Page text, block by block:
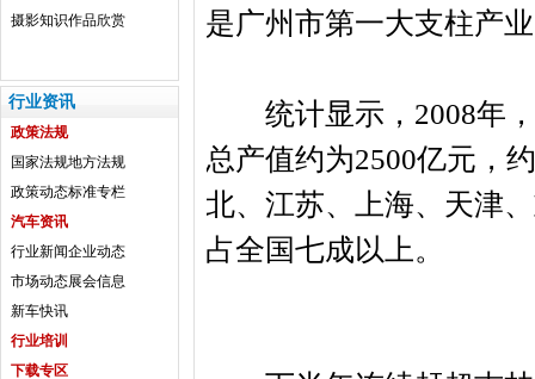
摄影知识作品欣赏
行业资讯
政策法规
国家法规地方法规
政策动态标准专栏
汽车资讯
行业新闻企业动态
市场动态展会信息
新车快讯
行业培训
下载专区
是广州市第一大支柱产
统计显示，2008年，
总产值约为2500亿元，
北、江苏、上海、天津
占全国七成以上。